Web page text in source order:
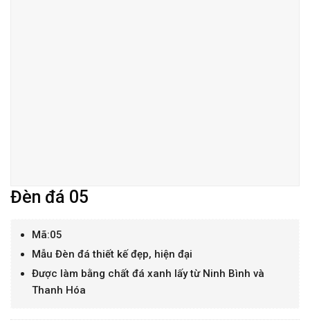
Đèn đá 05
Mã:05
Mẫu Đèn đá thiết kế đẹp, hiện đại
Được làm bằng chất đá xanh lấy từ Ninh Bình và
Thanh Hóa